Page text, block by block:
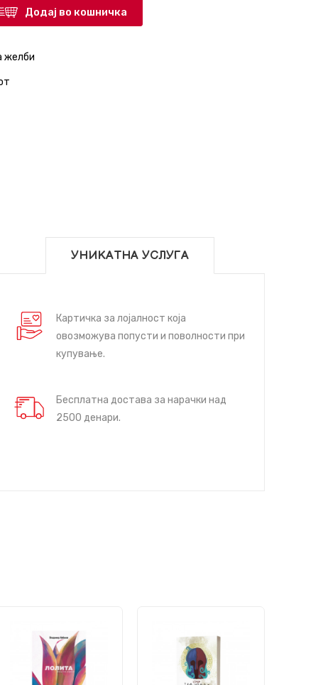
Додај во кошничка
желби
УНИКАТНА УСЛУГА
Картичка за лојалност која
овозможува попусти и поволности при
купување.
Бесплатна достава за нарачки над
2500 денари.